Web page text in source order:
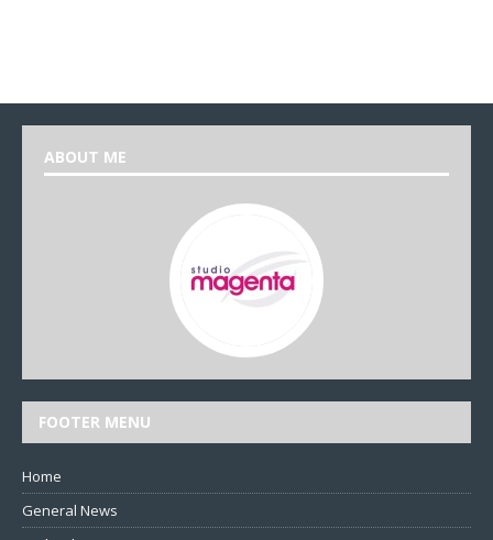
ABOUT ME
FOOTER MENU
Home
General News